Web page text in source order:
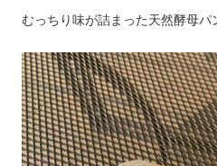
むっちり味が詰まった天然酵母パ